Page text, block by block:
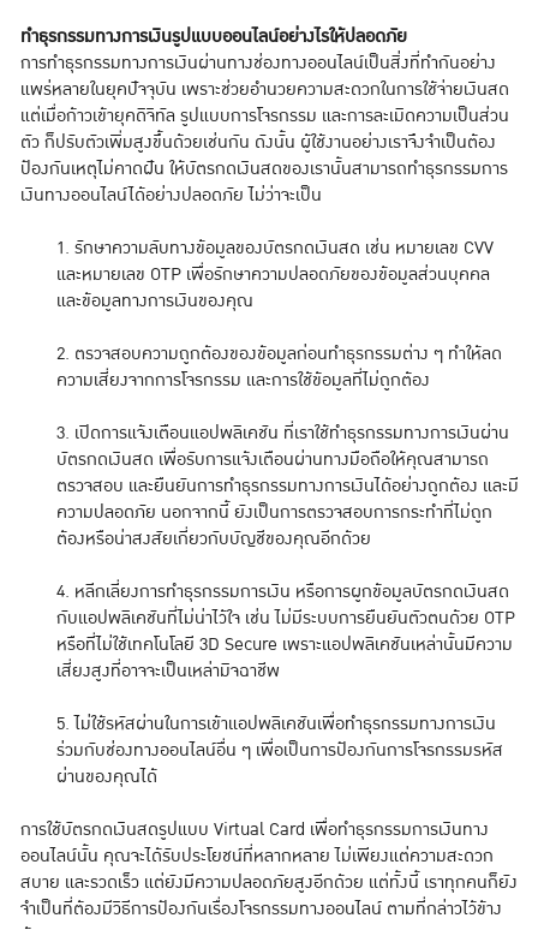
ทำธุรกรรมทางการเงินรูปแบบออนไลน์อย่างไรให้ปลอดภัย
การทำธุรกรรมทางการเงินผ่านทางช่องทางออนไลน์เป็นสิ่งที่ทำกันอย่าง
แพร่หลายในยุคปัจจุบัน เพราะช่วยอำนวยความสะดวกในการใช้จ่ายเงินสด
แต่เมื่อก้าวเข้ายุคดิจิทัล รูปแบบการโจรกรรม และการละเมิดความเป็นส่วน
ตัว ก็ปรับตัวเพิ่มสูงขึ้นด้วยเช่นกัน ดังนั้น ผู้ใช้งานอย่างเราจึงจำเป็นต้อง
ป้องกันเหตุไม่คาดฝัน ให้บัตรกดเงินสดของเรานั้นสามารถทำธุรกรรมการ
เงินทางออนไลน์ได้อย่างปลอดภัย ไม่ว่าจะเป็น
1. รักษาความลับทางข้อมูลของบัตรกดเงินสด เช่น หมายเลข CVV
และหมายเลข OTP เพื่อรักษาความปลอดภัยของข้อมูลส่วนบุคคล
และข้อมูลทางการเงินของคุณ
2. ตรวจสอบความถูกต้องของข้อมูลก่อนทำธุรกรรมต่าง ๆ ทำให้ลด
ความเสี่ยงจากการโจรกรรม และการใช้ข้อมูลที่ไม่ถูกต้อง
3. เปิดการแจ้งเตือนแอปพลิเคชัน ที่เราใช้ทำธุรกรรมทางการเงินผ่าน
บัตรกดเงินสด เพื่อรับการแจ้งเตือนผ่านทางมือถือให้คุณสามารถ
ตรวจสอบ และยืนยันการทำธุรกรรมทางการเงินได้อย่างถูกต้อง และมี
ความปลอดภัย นอกจากนี้ ยังเป็นการตรวจสอบการกระทำที่ไม่ถูก
ต้องหรือน่าสงสัยเกี่ยวกับบัญชีของคุณอีกด้วย
4. หลีกเลี่ยงการทำธุรกรรมการเงิน หรือการผูกข้อมูลบัตรกดเงินสด
กับแอปพลิเคชันที่ไม่น่าไว้ใจ เช่น ไม่มีระบบการยืนยันตัวตนด้วย OTP
หรือที่ไม่ใช้เทคโนโลยี 3D Secure เพราะแอปพลิเคชันเหล่านั้นมีความ
เสี่ยงสูงที่อาจจะเป็นเหล่ามิจฉาชีพ
5. ไม่ใช้รหัสผ่านในการเข้าแอปพลิเคชันเพื่อทำธุรกรรมทางการเงิน
ร่วมกับช่องทางออนไลน์อื่น ๆ เพื่อเป็นการป้องกันการโจรกรรมรหัส
ผ่านของคุณได้
การใช้บัตรกดเงินสดรูปแบบ Virtual Card เพื่อทำธุรกรรมการเงินทาง
ออนไลน์นั้น คุณจะได้รับประโยชน์ที่หลากหลาย ไม่เพียงแต่ความสะดวก
สบาย และรวดเร็ว แต่ยังมีความปลอดภัยสูงอีกด้วย แต่ทั้งนี้ เราทุกคนก็ยัง
จำเป็นที่ต้องมีวิธีการป้องกันเรื่องโจรกรรมทางออนไลน์ ตามที่กล่าวไว้ข้าง